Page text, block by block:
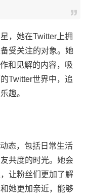
，她在Twitter上拥
受关注的对象。她
和见解的内容，吸
Twitter世界中，追
趣。
态，包括日常生活
共度的时光。她会
让粉丝们更加了解
她更加亲近，能够